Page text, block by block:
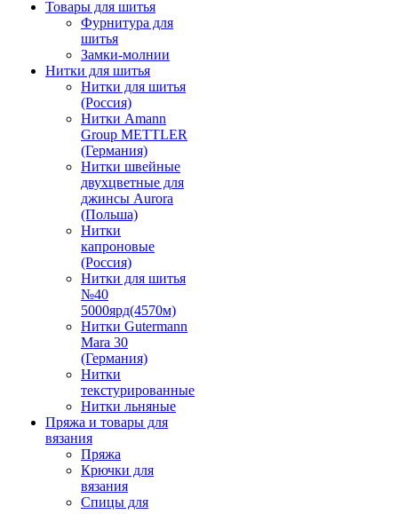
Товары для шитья
Фурнитура для
шитья
Замки-молнии
Нитки для шитья
Нитки для шитья
(Россия)
Нитки Amann
Group METTLER
(Германия)
Нитки швейные
двухцветные для
джинсы Aurora
(Польша)
Нитки
капроновые
(Россия)
Нитки для шитья
№40
5000ярд(4570м)
Нитки Gutermann
Mara 30
(Германия)
Нитки
текстурированные
Нитки льняные
Пряжа и товары для
вязания
Пряжа
Крючки для
вязания
Спицы для